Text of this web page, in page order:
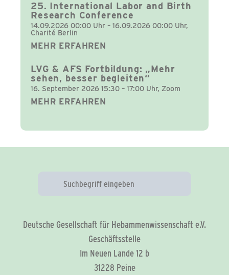
25. International Labor and Birth
Research Conference
14.09.2026 00:00 Uhr – 16.09.2026 00:00 Uhr,
Charité Berlin
MEHR ERFAHREN
LVG & AFS Fortbildung: „Mehr
sehen, besser begleiten“
16. September 2026 15:30 – 17:00 Uhr, Zoom
MEHR ERFAHREN
Deutsche Gesellschaft für Hebammenwissenschaft e.V.
Geschäftsstelle
Im Neuen Lande 12 b
31228 Peine